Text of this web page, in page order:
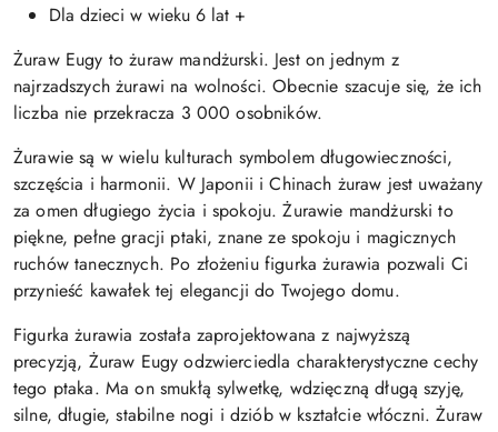
Dla dzieci w wieku 6 lat +
Żuraw Eugy to żuraw mandżurski. Jest on jednym z
najrzadszych żurawi na wolności. Obecnie szacuje się, że ich
liczba nie przekracza 3 000 osobników.
Żurawie są w wielu kulturach symbolem długowieczności,
szczęścia i harmonii. W Japonii i Chinach żuraw jest uważany
za omen długiego życia i spokoju. Żurawie mandżurski to
piękne, pełne gracji ptaki, znane ze spokoju i magicznych
ruchów tanecznych. Po złożeniu figurka żurawia pozwali Ci
przynieść kawałek tej elegancji do Twojego domu.
Figurka żurawia została zaprojektowana z najwyższą
precyzją, Żuraw Eugy odzwierciedla charakterystyczne cechy
tego ptaka. Ma on smukłą sylwetkę, wdzięczną długą szyję,
silne, długie, stabilne nogi i dziób w kształcie włóczni. Żuraw